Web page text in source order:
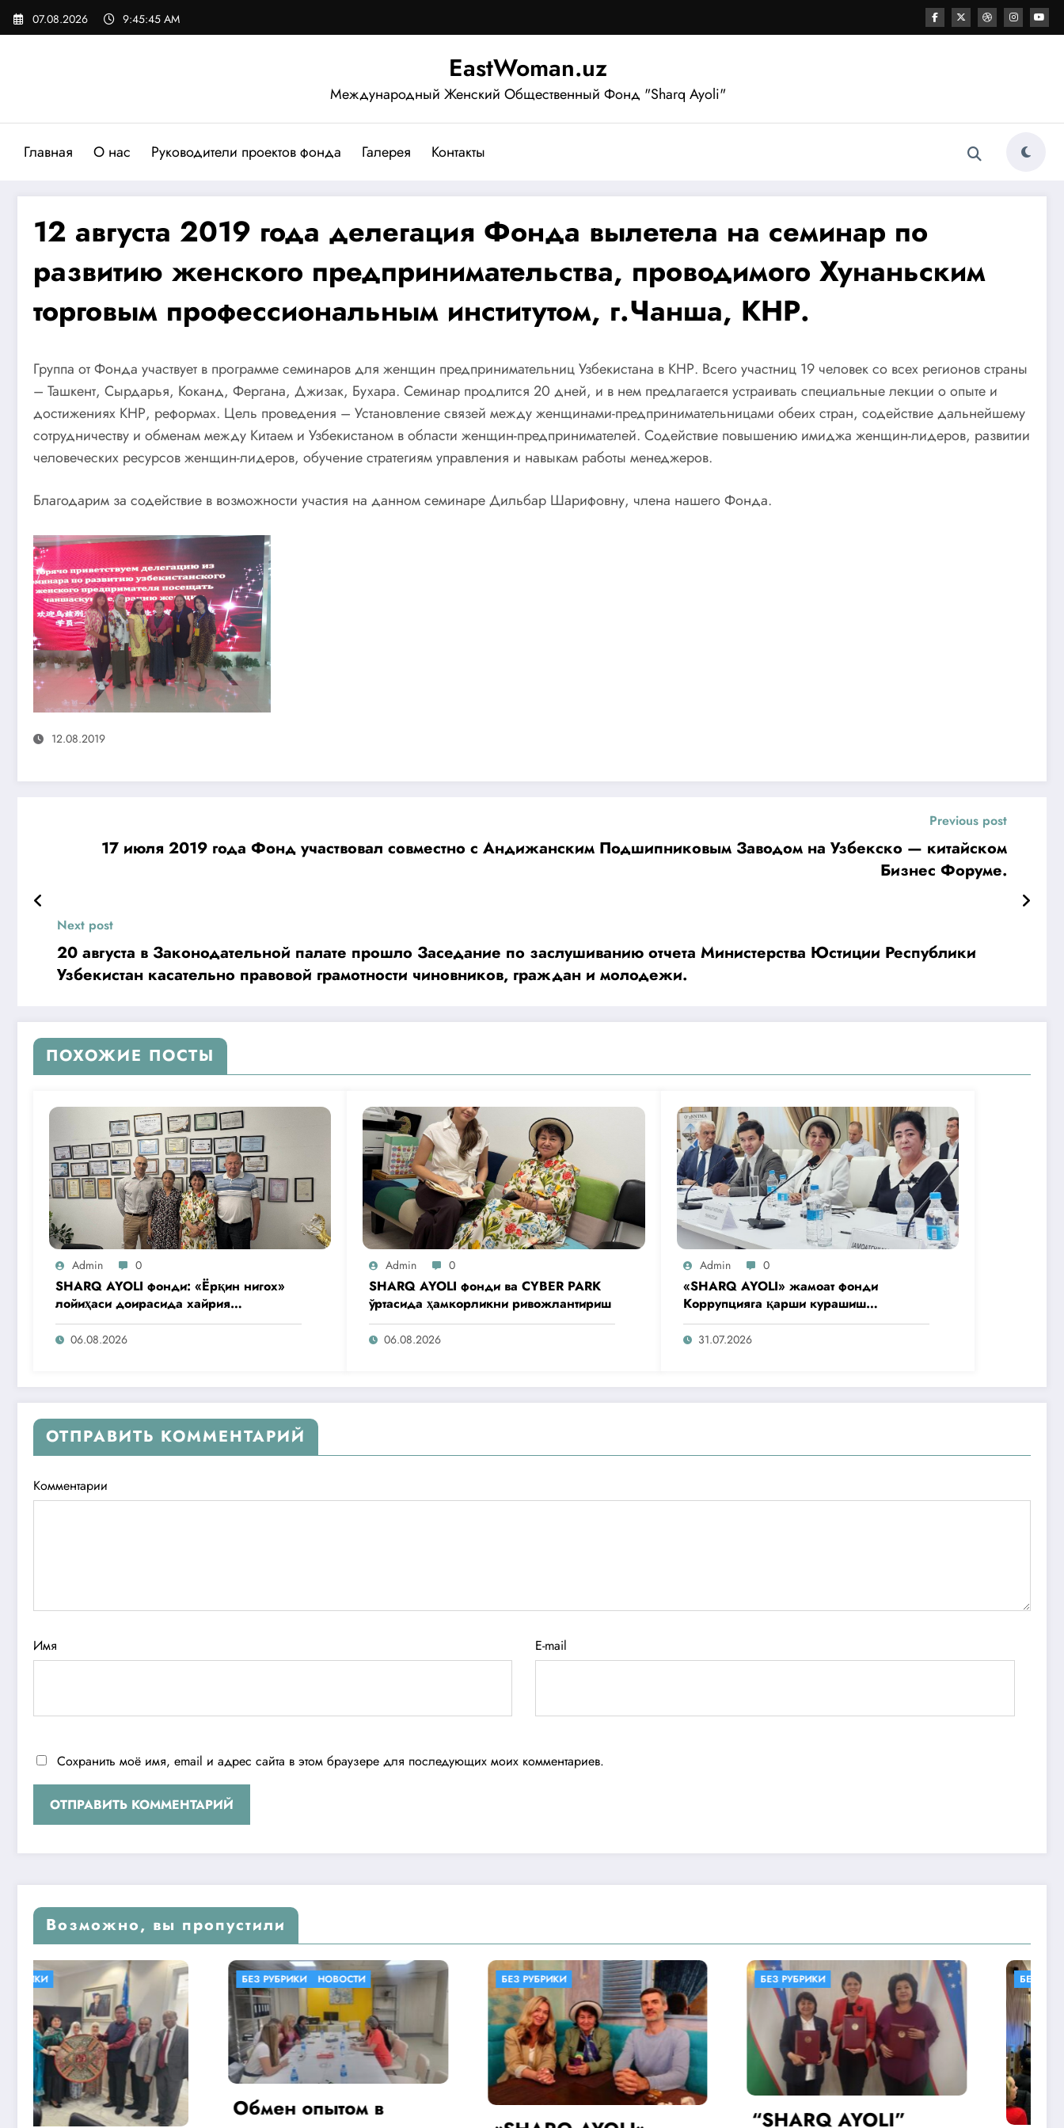
Перейти
07.08.2026 9:45:46 AM
EastWoman.uz
Международный Женский Общественный Фонд "Sharq Ayoli"
Главная О нас Руководители проектов фонда Галерея Контакты
12 августа 2019 года делегация Фонда вылетела на семинар по
развитию женского предпринимательства, проводимого Хунаньским
торговым профессиональным институтом, г.Чанша, КНР.
Группа от Фонда участвует в программе семинаров для женщин предпринимательниц Узбекистана в КНР. Всего участниц 19 человек со всех регионов страны
– Ташкент, Сырдарья, Коканд, Фергана, Джизак, Бухара. Семинар продлится 20 дней, и в нем предлагается устраивать специальные лекции о опыте и
достижениях КНР, реформах. Цель проведения – Установление связей между женщинами-предпринимательницами обеих стран, содействие дальнейшему
сотрудничеству и обменам между Китаем и Узбекистаном в области женщин-предпринимателей. Содействие повышению имиджа женщин-лидеров, развитии
человеческих ресурсов женщин-лидеров, обучение стратегиям управления и навыкам работы менеджеров.
Благодарим за содействие в возможности участия на данном семинаре Дильбар Шарифовну, члена нашего Фонда.
12.08.2019
Previous post
17 июля 2019 года Фонд участвовал совместно с Андижанским Подшипниковым Заводом на Узбекско — китайском
Бизнес Форуме.
Next post
20 августа в Законодательной палате прошло Заседание по заслушиванию отчета Министерства Юстиции Республики
Узбекистан касательно правовой грамотности чиновников, граждан и молодежи.
ПОХОЖИЕ ПОСТЫ
Admin 0
SHARQ AYOLI фонди: «Ёрқин нигох»
лойиҳаси доирасида хайрия
операциялари ўтказилади
06.08.2026
Admin 0
SHARQ AYOLI фонди ва CYBER PARK
ўртасида ҳамкорликни ривожлантириш
06.08.2026
Admin 0
«SHARQ AYOLI» жамоат фонди
Коррупцияга қарши курашиш
агентлигидаги жамоат эшитувида
ташаббусларини тақдим этди
31.07.2026
ОТПРАВИТЬ КОММЕНТАРИЙ
Комментарии
Имя E-mail
Сохранить моё имя, email и адрес сайта в этом браузере для последующих моих комментариев.
Возможно, вы пропустили
БЕЗ РУБРИКИ НОВОСТИ
Обмен опытом в
БЕЗ РУБРИКИ БЕЗ РУБРИКИ
“SHARQ AYOLI”
БЕЗ РУБРИКИ